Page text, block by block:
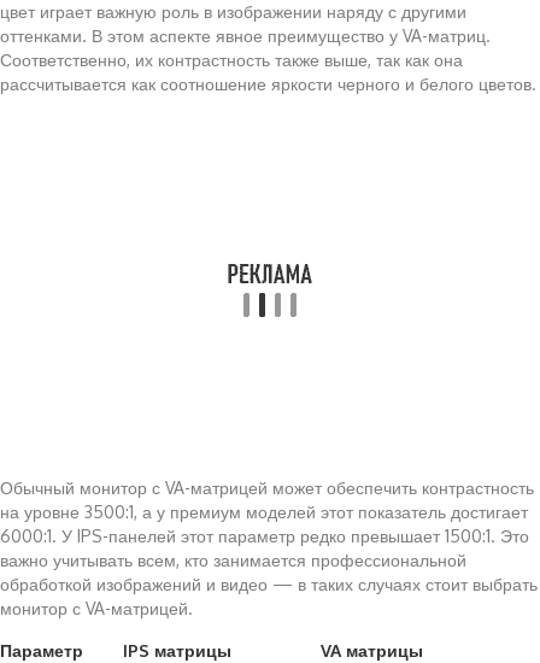
цвет играет важную роль в изображении наряду с другими
оттенками. В этом аспекте явное преимущество у VA-матриц.
Соответственно, их контрастность также выше, так как она
рассчитывается как соотношение яркости черного и белого цветов.
Обычный монитор с VA-матрицей может обеспечить контрастность
на уровне 3500:1, а у премиум моделей этот показатель достигает
6000:1. У IPS-панелей этот параметр редко превышает 1500:1. Это
важно учитывать всем, кто занимается профессиональной
обработкой изображений и видео — в таких случаях стоит выбрать
монитор с VA-матрицей.
Параметр IPS матрицы
VA матрицы